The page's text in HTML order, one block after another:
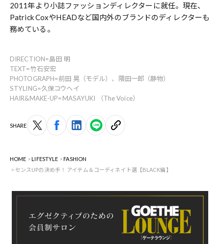
2011年より小誌ファッションディレクターに就任。現在、
Patrick CoxやHEADなど国内外のブランドのディレクターも
務めている。
DIRECTION=島田 明
TEXT=竹石安宏
PHOTOGRAPH=前田 晃（モデル）、隈田一郎（静物）
STYLING=久保コウヘイ
HAIR&MAKE-UP=MASAYUKI （The Voice）
SHARE
HOME LIFESTYLE
FASHION
センスUPの決め手！ アイテム＆コーディネイト選【BLACK編】